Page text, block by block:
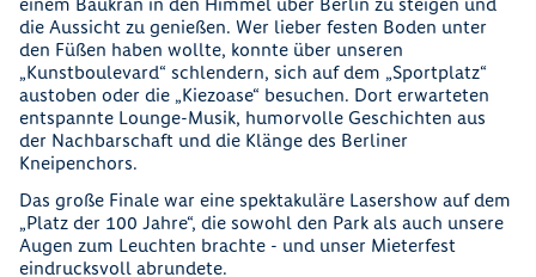
die Aussicht zu genießen. Wer lieber festen Boden unter
den Füßen haben wollte, konnte über unseren
„Kunstboulevard“ schlendern, sich auf dem „Sportplatz“
austoben oder die „Kiezoase“ besuchen. Dort erwarteten
entspannte Lounge-Musik, humorvolle Geschichten aus
der Nachbarschaft und die Klänge des Berliner
Kneipenchors.
Das große Finale war eine spektakuläre Lasershow auf dem
„Platz der 100 Jahre“, die sowohl den Park als auch unsere
Augen zum Leuchten brachte - und unser Mieterfest
eindrucksvoll abrundete.